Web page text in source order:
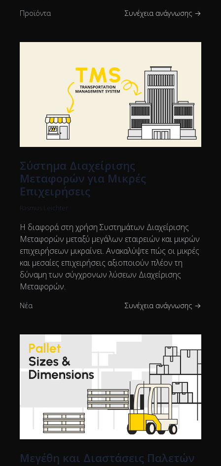
Προϊόντα Συνέχεια ανάγνωσης →
Σύστημα Διαχείρισης
Μεταφορών για Μικρές
Επιχειρήσεις
Rasmus Leichter
Η διαφορά στη χρήση Συστημάτων Διαχείρισης
Μεταφορών μεταξύ μεγάλων εταιρειών και μικρών
επιχειρήσεων μικραίνει. Ανακαλύψτε πώς οι μικρές
και μεσαίες επιχειρήσεις αξιοποιούν πλέον τη
δύναμη των σύγχρονων λύσεων Διαχείρισης
Μεταφορών.
Νέα Συνέχεια ανάγνωσης →
Μεγέθη και Διαστάσεις Παλετών